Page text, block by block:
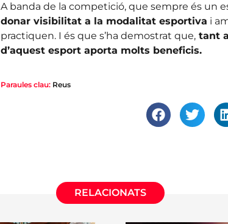
A banda de la competició, que sempre és un
donar visibilitat a la modalitat esportiva i
practiquen. I és que s’ha demostrat que,tant
d’aquest esport aporta molts beneficis.
Paraules clau: Reus
RELACIONATS